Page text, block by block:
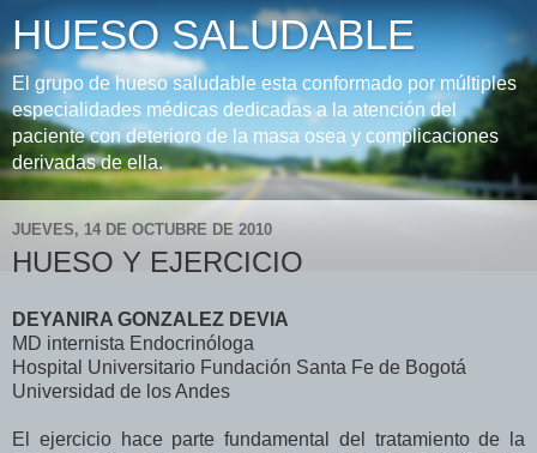
HUESO SALUDABLE
El grupo de hueso saludable esta conformado por múltiples
especialidades médicas dedicadas a la atención del
paciente con deterioro de la masa osea y complicaciones
derivadas de ella.
JUEVES, 14 DE OCTUBRE DE 2010
HUESO Y EJERCICIO
DEYANIRA GONZALEZ DEVIA
MD internista Endocrinóloga
Hospital Universitario Fundación Santa Fe de Bogotá
Universidad de los Andes
El ejercicio hace parte fundamental del tratamiento de la